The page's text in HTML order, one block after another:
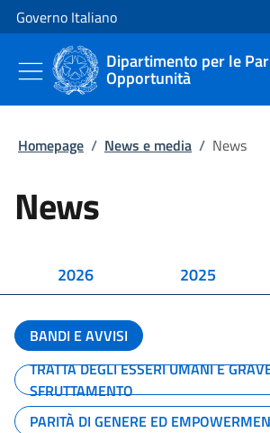
Vai al contenuto
Vai alla navigazione del sito
Governo Italiano
Dipartimento per le
Opportunità
Homepage / News e media / News
News
2026 2025
BANDI E AVVISI
TRATTA DEGLI ESSERI UMANI E
SFRUTTAMENTO
PARITÀ DI GENERE ED